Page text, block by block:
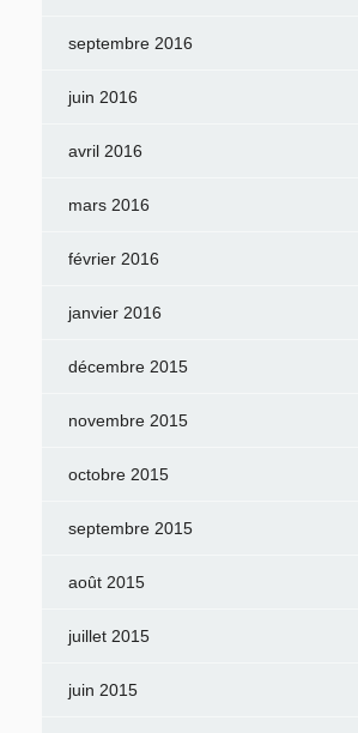
septembre 2016
juin 2016
avril 2016
mars 2016
février 2016
janvier 2016
décembre 2015
novembre 2015
octobre 2015
septembre 2015
août 2015
juillet 2015
juin 2015